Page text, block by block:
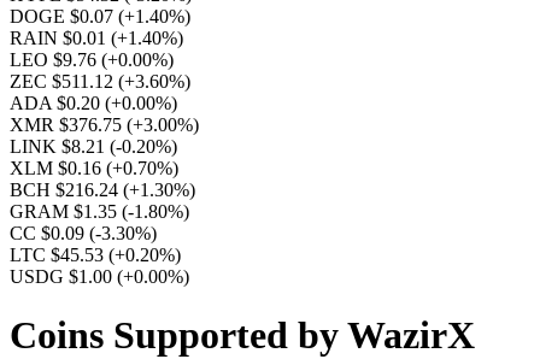
DOGE $0.07 (+1.40%)
RAIN $0.01 (+1.40%)
LEO $9.76 (+0.00%)
ZEC $511.12 (+3.60%)
ADA $0.20 (+0.00%)
XMR $376.75 (+3.00%)
LINK $8.21 (-0.20%)
XLM $0.16 (+0.70%)
BCH $216.24 (+1.30%)
GRAM $1.35 (-1.80%)
CC $0.09 (-3.30%)
LTC $45.53 (+0.20%)
USDG $1.00 (+0.00%)
Coins Supported by WazirX